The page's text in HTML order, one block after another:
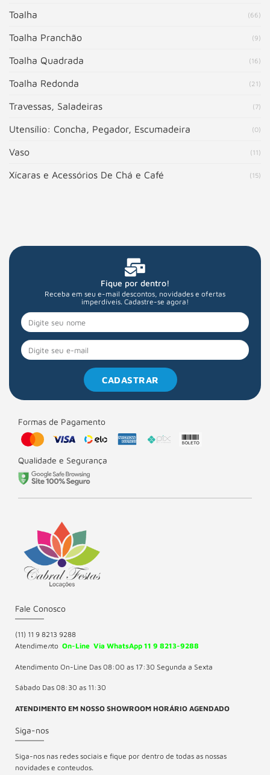
Toalha (66)
Toalha Pranchão (9)
Toalha Quadrada (16)
Toalha Redonda (21)
Travessas, Saladeiras (7)
Utensílio: Concha, Pegador, Escumadeira (0)
Vaso (11)
Xícaras e Acessórios De Chá e Café (15)
Fique por dentro!
Receba em seu e-mail descontos, novidades e ofertas
imperdíveis. Cadastre-se agora!
CADASTRAR
Formas de Pagamento
Qualidade e Segurança
Fale Conosco
(11) 11 9 8213 9288
Atendimento On-Line Via WhatsApp 11 9 8213-9288
Atendimento On-Line Das 08:00 as 17:30 Segunda a Sexta
Sábado Das 08:30 as 11:30
ATENDIMENTO EM NOSSO SHOWROOM HORÁRIO AGENDADO
Siga-nos
Siga-nos nas redes sociais e fique por dentro de todas as nossas
novidades e conteudos.